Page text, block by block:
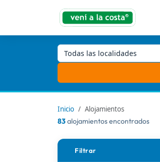
Todas las localidades
Inicio
Alojamientos
83alojamientos encontrados
Filtrar